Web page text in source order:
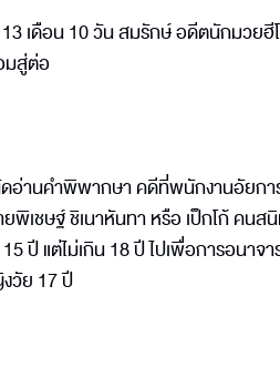
เดือน 10 วัน สมรักษ์ อดีตนักมวย
มสู่ต่อ
อ่านคำพิพากษา คดีที่พนักงานอัยกา
พิเชษฐ์ ชิเนาหันทา หรือ เป็กโก้ คน
ปี แต่ไม่เกิน 18 ปี ไปเพื่อการอนา
วัย 17 ปี